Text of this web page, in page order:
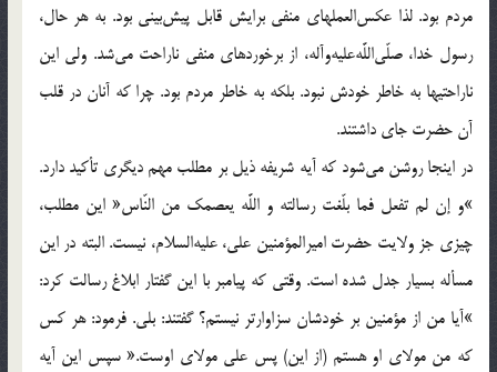
مردم بود. لذا عكس‌العملهاى منفى برايش قابل پيش‌بينى بود. به هر حال،
رسول خدا، صلّى‌اللَّه‌عليه‌وآله، از برخوردهاى منفى ناراحت مى‌شد. ولى اين
ناراحتيها به خاطر خودش نبود. بلكه به خاطر مردم بود. چرا كه آنان در قلب
آن حضرت جاى داشتند.
در اينجا روشن مى‌شود كه آيه شريفه ذيل بر مطلب مهم ديگرى تأكيد دارد.
»و إن لم تفعل فما بلّغت رسالته و اللَّه يعصمك من النّاس« اين مطلب،
چيزى جز ولايت حضرت اميرالمؤمنين على، عليه‌السلام، نيست. البته در اين
مسأله بسيار جدل شده است. وقتى كه پيامبر با اين گفتار ابلاغ رسالت كرد:
»آيا من از مؤمنين بر خودشان سزاوارتر نيستم؟ گفتند: بلى. فرمود: هر كس
كه من مولاى او هستم (از اين) پس على مولاى اوست.« سپس اين آيه